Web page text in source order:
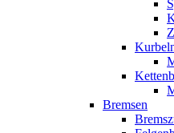
Bremsen